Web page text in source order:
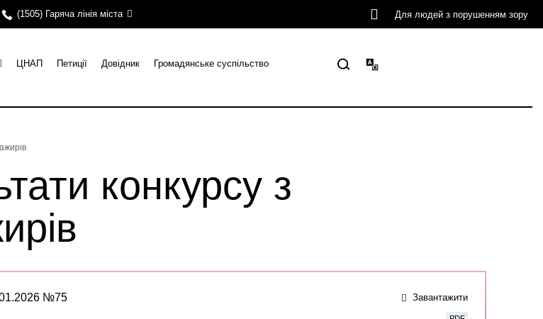
(1505) Гаряча лінія міста Для людей з порушенням зору
ЦНАП Петиції Довідник Громадянське суспільство
конкурсу з
№75 Завантажити